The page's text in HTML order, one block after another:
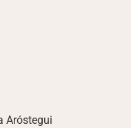
Aróstegui